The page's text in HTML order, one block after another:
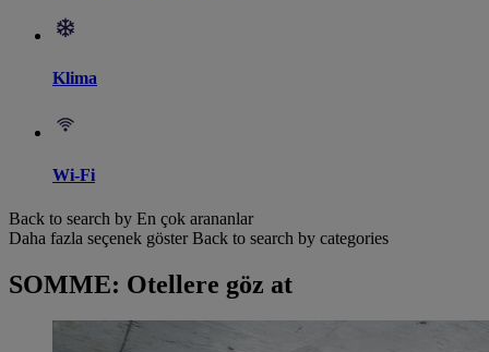
Klima
Wi-Fi
Back to search by En çok arananlar
Daha fazla seçenek göster Back to search by categories
SOMME: Otellere göz at